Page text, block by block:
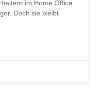
im Home Office
Doch sie bleibt